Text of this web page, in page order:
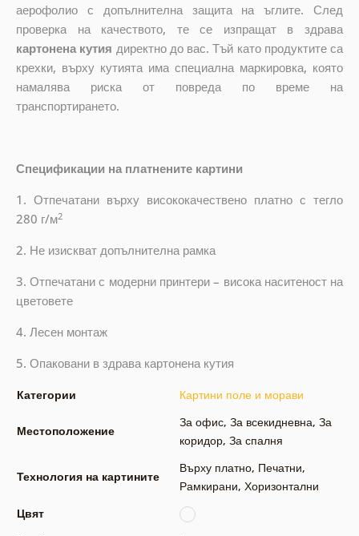
аерофолио с допълнителна защита на ъглите. След
проверка на качеството, те се изпращат в здрава
картонена кутия директно до вас. Тъй като продуктите са
крехки, върху кутията има специална маркировка, която
намалява риска от повреда по време на
транспортирането.
Спецификации на платнените картини
1. Отпечатани върху висококачествено платно с тегло
280 г/м2
2. Не изискват допълнителна рамка
3. Отпечатани с модерни принтери – висока наситеност на
цветовете
4. Лесен монтаж
5. Опаковани в здрава картонена кутия
Категории Картини поле и морави
Местоположение
За офис, За всекидневна, За
коридор, За спалня
Технология на картините
Върху платно, Печатни,
Рамкирани, Хоризонтални
Цвят